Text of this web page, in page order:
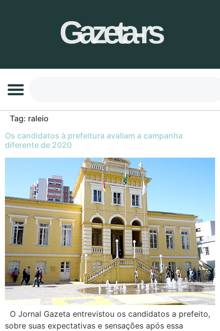
Gazeta-rs
Tag: raleio
Os candidatos à prefeitura avaliam a campanha
diferente de 2020
O Jornal Gazeta entrevistou os candidatos a prefeito,
sobre suas expectativas e sensações após essa